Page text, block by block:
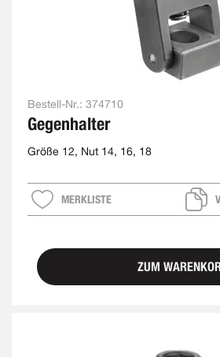
Bestell-Nr.: 374710
Gegenhalter
Größe 12, Nut 14, 16, 18
MERKLISTE
ZUM